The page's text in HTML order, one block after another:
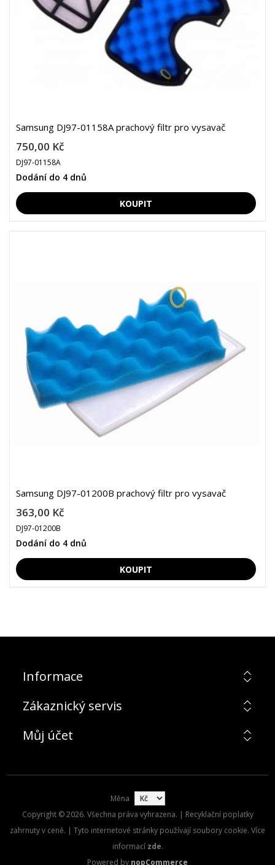
Samsung DJ97-01158A prachový filtr pro vysavač
750,00 Kč
DJ97-01158A
Dodání do 4 dnů
Samsung DJ97-01200B prachový filtr pro vysavač
363,00 Kč
DJ97-01200B
Dodání do 4 dnů
Informace
Zákaznický servis
Můj účet
Měna
Copyright © 2026. Všechna práva vyhrazena. | Recyklační poplatky
zahrnuty v ceně. | Tyto internetové stránky používají soubory cookie. Více
informací zde.
Powered by nopCommerce